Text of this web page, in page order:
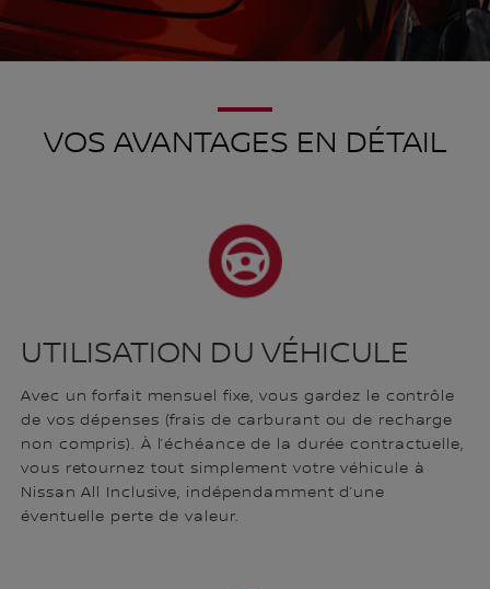
VOS AVANTAGES EN DÉTAIL
UTILISATION DU VÉHICULE
Avec un forfait mensuel fixe, vous gardez le contrôle
de vos dépenses (frais de carburant ou de recharge
non compris). À l’échéance de la durée contractuelle,
vous retournez tout simplement votre véhicule à
Nissan All Inclusive, indépendamment d’une
éventuelle perte de valeur.